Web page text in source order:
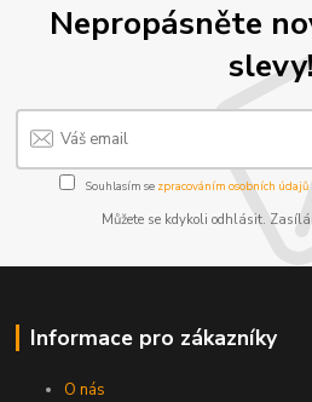
Nepropásněte
slevy!
Souhlasím se zpracováním osobních údajů
Můžete se kdykoli odhlásit.
Informace pro zákazníky
O nás